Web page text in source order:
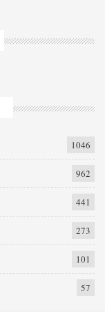
1046
962
441
273
101
57